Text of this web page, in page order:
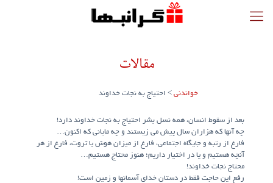
مقالات
خواندنی> احتیاج به نجات خداوند
بعد از سقوط انسان، همه نسل بشر احتیاج به نجات خداوند دارد!
چه آنها که هزاران سال پیش می زیستند و چه مایانی که اکنون…
فارغ از رتبه و جایگاه اجتماعی، فارغ از میزان هوش یا ثروت، فارغ از هر
آنچه هستیم و یا در اختیار داریم؛ هنوز محتاج هستیم…
محتاج نجات خداوند!
رفع این حاجت فقط در دستان خدای آسمانها و زمین است!